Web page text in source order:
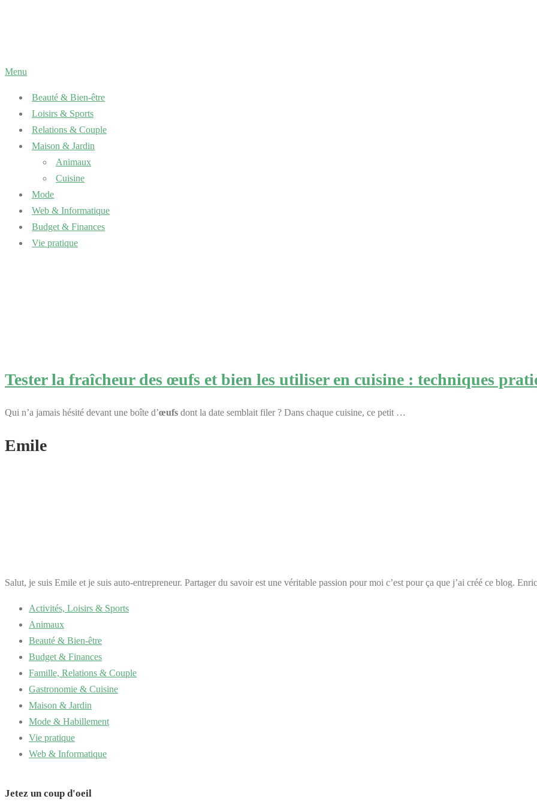
Menu
Beauté & Bien-être
Loisirs & Sports
Relations & Couple
Maison & Jardin
Animaux
Cuisine
Mode
Web & Informatique
Budget & Finances
Vie pratique
Tester la fraîcheur des œufs et bien les utiliser en cuisine : techniques
Qui n’a jamais hésité devant une boîte d’œufs dont la date semblait filer ? Dans chaque cuisine, ce petit …
Emile
Salut, je suis Emile et je suis auto-entrepreneur. Partager du savoir est une véritable passion pour moi c’est pour ça que j’ai créé ce blog.
Activités, Loisirs & Sports
Animaux
Beauté & Bien-être
Budget & Finances
Famille, Relations & Couple
Gastronomie & Cuisine
Maison & Jardin
Mode & Habillement
Vie pratique
Web & Informatique
Jetez un coup d'oeil